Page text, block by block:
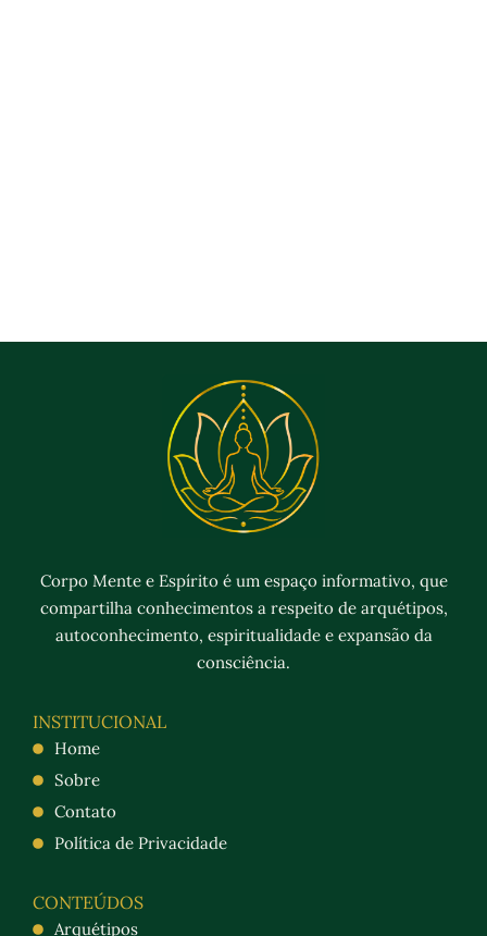
Corpo Mente e Espírito é um espaço informativo, que
compartilha conhecimentos a respeito de arquétipos,
autoconhecimento, espiritualidade e expansão da
consciência.
INSTITUCIONAL
Home
Sobre
Contato
Política de Privacidade
CONTEÚDOS
Arquétipos